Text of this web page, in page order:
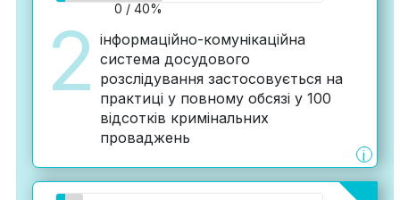
2
0 / 40%
інформаційно-комунікаційна
система досудового
розслідування застосовується на
практиці у повному обсязі у 100
відсотків кримінальних
проваджень
i